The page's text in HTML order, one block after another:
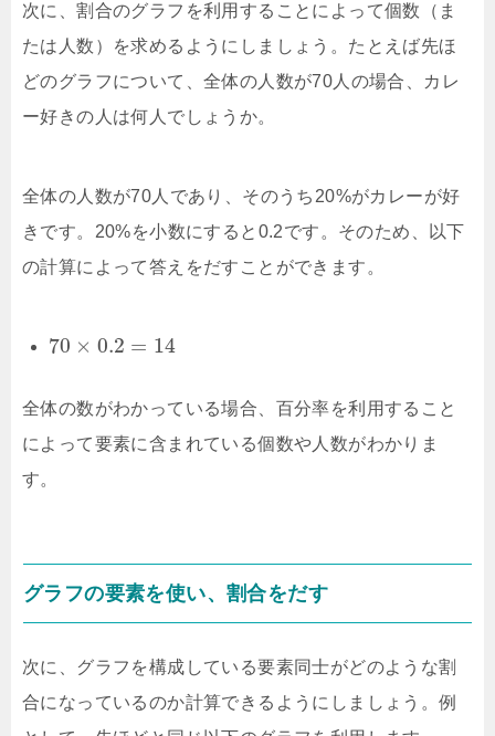
次に、割合のグラフを利用することによって個数（ま
たは人数）を求めるようにしましょう。たとえば先ほ
どのグラフについて、全体の人数が70人の場合、カレ
ー好きの人は何人でしょうか。
全体の人数が70人であり、そのうち20%がカレーが好
きです。20%を小数にすると0.2です。そのため、以下
の計算によって答えをだすことができます。
70 × 0.2 = 14
全体の数がわかっている場合、百分率を利用すること
によって要素に含まれている個数や人数がわかりま
す。
グラフの要素を使い、割合をだす
次に、グラフを構成している要素同士がどのような割
合になっているのか計算できるようにしましょう。例